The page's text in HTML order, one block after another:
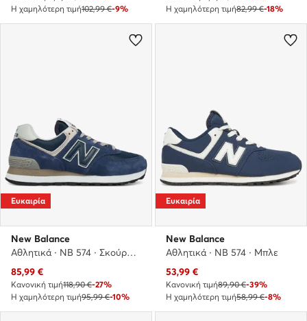
Η χαμηλότερη τιμή102,99 €-9%
Η χαμηλότερη τιμή82,99 €-18%
Ευκαιρία
New Balance
Αθλητικά · NB 574 · Σκούρο μπλε
Τρέχουσα τιμή
85,99 €
Κανονική τιμή118,90 €-27%
Η χαμηλότερη τιμή95,99 €-10%
Ευκαιρία
New Balance
Αθλητικά · NB 574 · Μπλε
Τρέχουσα τιμή
53,99 €
Κανονική τιμή89,90 €-39%
Η χαμηλότερη τιμή58,99 €-8%